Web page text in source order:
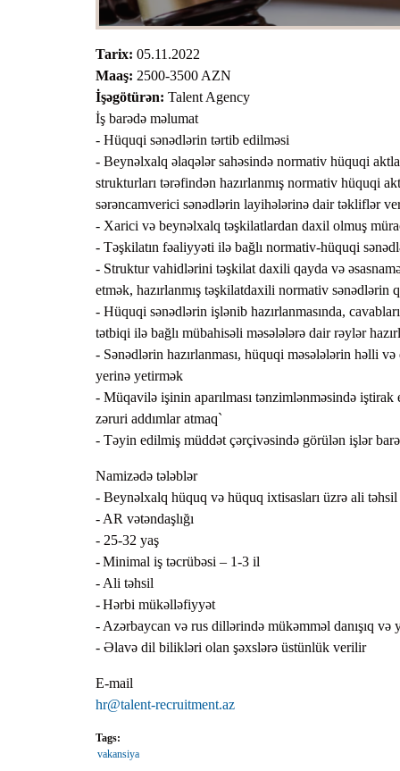
Tarix: 05.11.2022
Maaş: 2500-3500 AZN
İşəgötürən: Talent Agency
İş barədə məlumat
- Hüquqi sənədlərin tərtib edilməsi
- Beynəlxalq əlaqələr sahəsində normativ hüquqi
strukturları tərəfindən hazırlanmış normativ hüquqi
sərəncamverici sənədlərin layihələrinə dair təkliflər
- Xarici və beynəlxalq təşkilatlardan daxil olmuş
- Təşkilatın fəaliyyəti ilə bağlı normativ-hüquqi
- Struktur vahidlərini təşkilat daxili qayda və
etmək, hazırlanmış təşkilatdaxili normativ
- Hüquqi sənədlərin işlənib hazırlanmasında,
tətbiqi ilə bağlı mübahisəli məsələlərə dair rəylər
- Sənədlərin hazırlanması, hüquqi məsələlərin həlli
yerinə yetirmək
- Müqavilə işinin aparılması tənzimlənməsində
zəruri addımlar atmaq`
- Təyin edilmiş müddət çərçivəsində görülən işlər
Namizədə tələblər
- Beynəlxalq hüquq və hüquq ixtisasları üzrə ali təhsil
- AR vətəndaşlığı
- 25-32 yaş
- Minimal iş təcrübəsi – 1-3 il
- Ali təhsil
- Hərbi mükəlləfiyyət
- Azərbaycan və rus dillərində mükəmməl danışıq və
- Əlavə dil bilikləri olan şəxslərə üstünlük verilir
E-mail
hr@talent-recruitment.az
Tags:
vakansiya